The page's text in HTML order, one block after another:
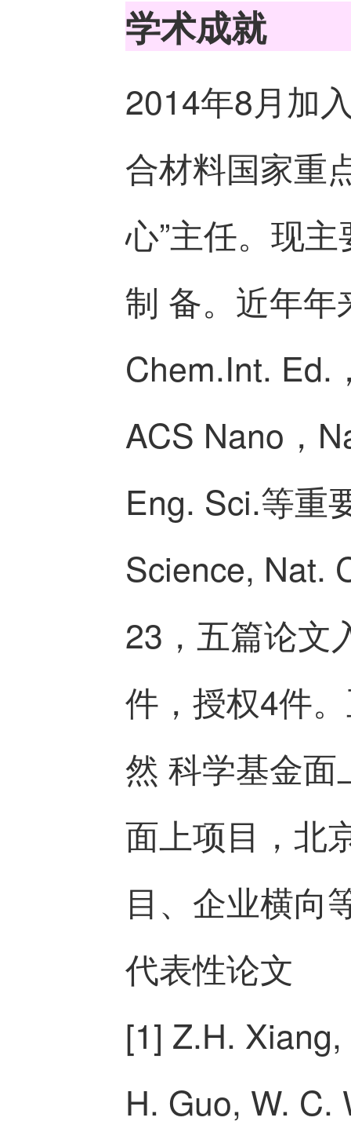
学术成就
2014年8月加
合材料国家重
心”主任。现
制 备。近年年
Chem.Int. Ed.
ACS Nano，
Eng. Sci.等重
Science, Nat.
23，五篇论文
件，授权4件
然 科学基金面
面上项目，北
目、企业横向
代表性论文
[1] Z.H.
H. Guo, W. C.